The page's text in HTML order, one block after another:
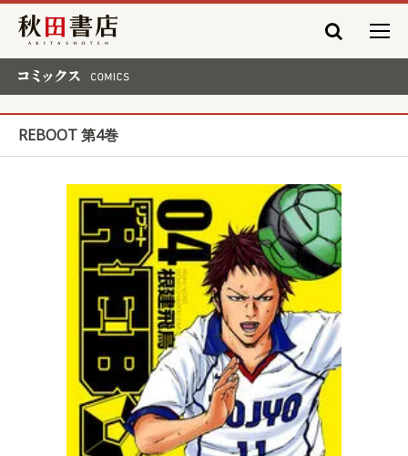
秋田書店
REBOOT 第4巻